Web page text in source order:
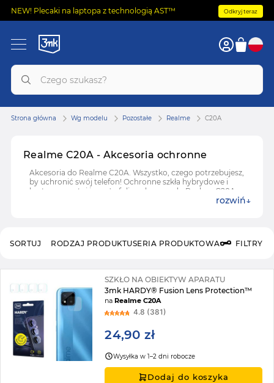
NEW! Plecaki na laptopa z technologią AST™ Odkryj teraz
Realme C20A - Akcesoria ochronne
Akcesoria do Realme C20A. Wszystko, czego potrzebujesz,
by uchronić swój telefon! Ochronne szkła hybrydowe i
hartowane, etui i case'y, folie ochronne do Realme C20A.
rozwiń
Strona główna Wg modelu Pozostałe Realme C20A
RODZAJ PRODUKTUSERIA PRODUKTOWA FILTRY
SORTUJ
SZKŁO NA OBIEKTYW APARATU
3mk HARDY® Fusion Lens Protection™
naRealme C20A
4.8 (381)
24,90 zł
Wysyłka w 1–2 dni robocze
Dodaj do koszyka